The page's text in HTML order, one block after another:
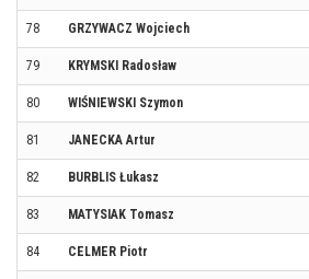
78 GRZYWACZ Wojciech
79 KRYMSKI Radosław
80 WIŚNIEWSKI Szymon
81 JANECKA Artur
82 BURBLIS Łukasz
83 MATYSIAK Tomasz
84 CELMER Piotr